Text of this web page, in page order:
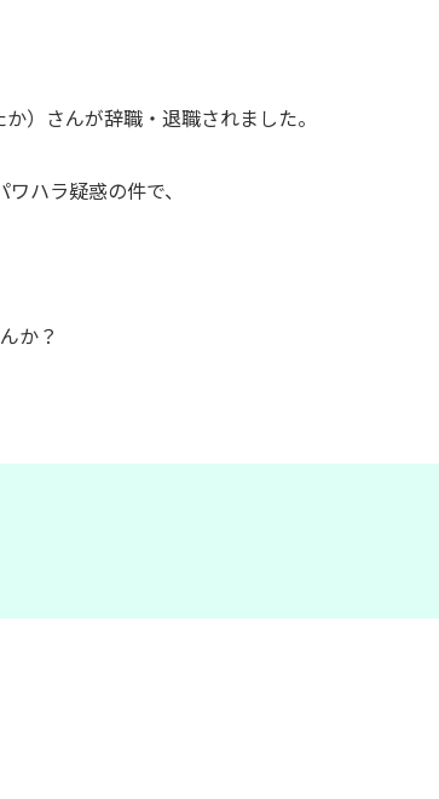
）さんが辞職・退職されました。
ハラ疑惑の件で、
か？